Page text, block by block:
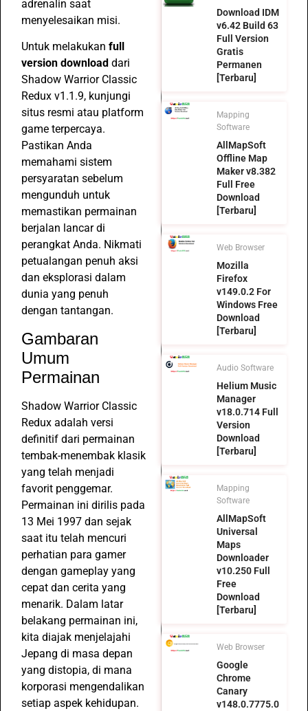
adrenalin saat
menyelesaikan misi.
Untuk melakukan full
version download dari
Shadow Warrior Classic
Redux v1.1.9, kunjungi
situs resmi atau platform
game terpercaya.
Pastikan Anda
memahami sistem
persyaratan sebelum
mengunduh untuk
memastikan permainan
berjalan lancar di
perangkat Anda. Nikmati
petualangan penuh aksi
dan eksplorasi dalam
dunia yang penuh
dengan tantangan.
Gambaran
Umum
Permainan
Shadow Warrior Classic
Redux adalah versi
definitif dari permainan
tembak-menembak klasik
yang telah menjadi
favorit penggemar.
Permainan ini dirilis pada
13 Mei 1997 dan sejak
saat itu telah mencuri
perhatian para gamer
dengan gameplay yang
cepat dan cerita yang
menarik. Dalam latar
belakang permainan ini,
kita diajak menjelajahi
Jepang di masa depan
yang distopia, di mana
korporasi mengendalikan
setiap aspek kehidupan.
Download IDM
v6.42 Build 63
Full Version
Gratis
Permanen
[Terbaru]
Mapping
Software
AllMapSoft
Offline Map
Maker v8.382
Full Free
Download
[Terbaru]
Web Browser
Mozilla
Firefox
v149.0.2 For
Windows Free
Download
[Terbaru]
Audio Software
Helium Music
Manager
v18.0.714 Full
Version
Download
[Terbaru]
Mapping
Software
AllMapSoft
Universal
Maps
Downloader
v10.250 Full
Free
Download
[Terbaru]
Web Browser
Google
Chrome
Canary
v148.0.7775.0